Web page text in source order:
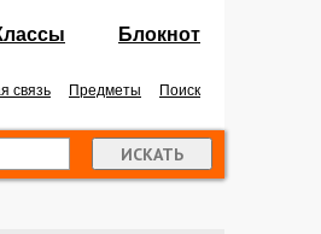
Блокнот
связь Предметы Поиск